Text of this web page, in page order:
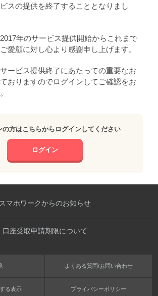
スの提供を終了することとなりまし
年のサービス提供開始からこれまで
愛顧に対し心より感謝申し上げます。
ービス提供終了にあたっての重要なお
おりますのでログインしてご確認をお
の方はこちらからログインしてください
ログイン
スマホワークからのお知らせ
口座受取申請期限について
よくある質問/お問い合わせ
る表示 プライバシーポリシー